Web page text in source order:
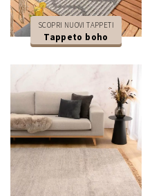
SCOPRI NUOVI TAPPETI
Tappeto boho